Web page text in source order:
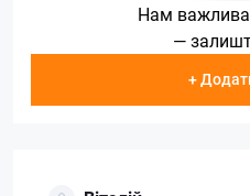
Нам
—
+